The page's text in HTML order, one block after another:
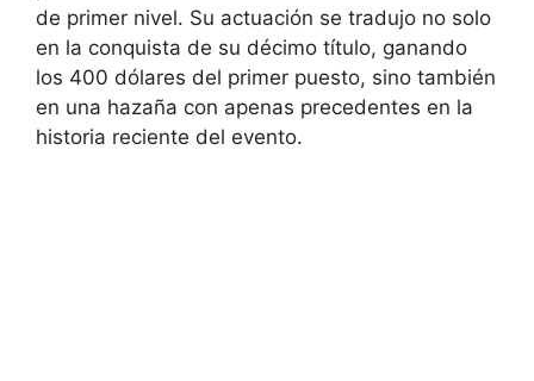
de primer nivel. Su actuación se tradujo no solo
en la conquista de su décimo título, ganando
los 400 dólares del primer puesto, sino también
en una hazaña con apenas precedentes en la
historia reciente del evento.